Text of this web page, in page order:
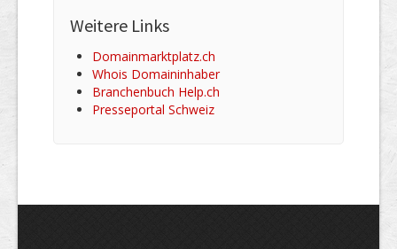
Weitere Links
Domainmarktplatz.ch
Whois Domaininhaber
Branchenbuch Help.ch
Presseportal Schweiz